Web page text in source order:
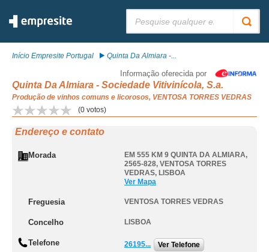
Início Empresite Portugal Quinta Da Almiara -...
Informação oferecida por
Quinta Da Almiara - Sociedade Vitivinícola, S.a.
Produção de vinhos comuns e licorosos, VENTOSA TORRES VEDRAS
(0 votos)
Endereço e contato
Morada
EM 555 KM 9 QUINTA DA ALMIARA,
2565-828, VENTOSA TORRES
VEDRAS, LISBOA
Ver Mapa
Freguesia VENTOSA TORRES VEDRAS
Concelho LISBOA
Telefone 26195... Ver Telefone